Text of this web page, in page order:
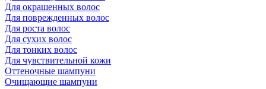
Для окрашенных волос
Для поврежденных волос
Для роста волос
Для сухих волос
Для тонких волос
Для чувствительной кожи
Оттеночные шампуни
Очищающие шампуни